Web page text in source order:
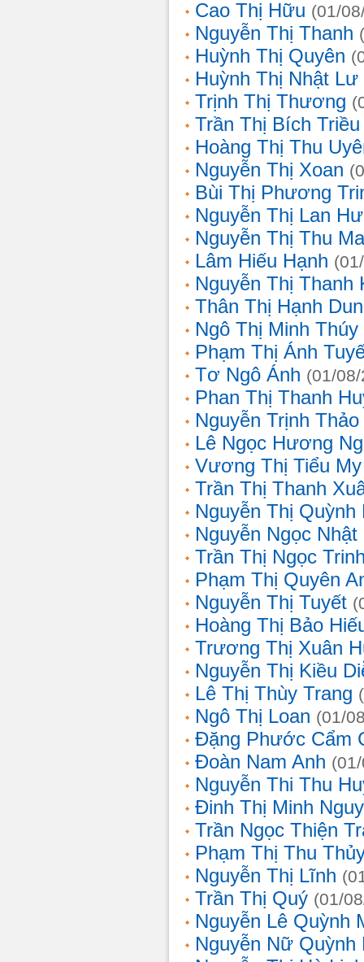
Cao Thị Hữu (01/
Nguyễn Thị Thanh
Huỳnh Thị Quyên
Huỳnh Thị Nhật Lư
Trịnh Thị Thương
Trần Thị Bích Triều
Hoàng Thị Thu
Nguyễn Thị Xoan
Bùi Thị Phương
Nguyễn Thị Lan
Nguyễn Thị Thu
Lâm Hiếu Hạnh
Nguyễn Thị Thanh
Thân Thị Hạnh
Ngô Thị Minh Thúy
Phạm Thị Ánh
Tơ Ngô Ánh (01/
Phan Thị Thanh
Nguyễn Trịnh
Lê Ngọc Hương
Vương Thị Tiểu My
Trần Thị Thanh
Nguyễn Thị Quỳnh
Nguyễn Ngọc Nhật
Trần Thị Ngọc
Phạm Thị Quyên
Nguyễn Thị Tuyết
Hoàng Thị Bảo
Trương Thị Xuân
Nguyễn Thị Kiều
Lê Thị Thùy Trang
Ngô Thị Loan (01/
Đặng Phước Cẩm
Đoàn Nam Anh
Nguyễn Thi Thu
Đinh Thị Minh
Trần Ngọc Thiện
Phạm Thị Thu
Nguyễn Thị Lĩnh
Trần Thị Quý (01/
Nguyễn Lê Quỳnh
Nguyễn Nữ